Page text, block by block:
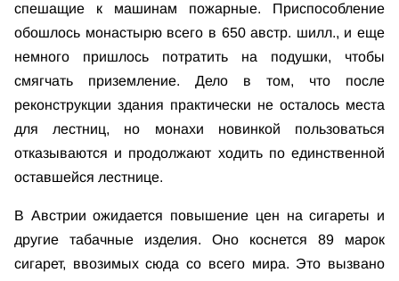
спешащие к машинам пожарные. Приспособление
обошлось монастырю всего в 650 австр. шилл., и еще
немного пришлось потратить на подушки, чтобы
смягчать приземление. Дело в том, что после
реконструкции здания практически не осталось места
для лестниц, но монахи новинкой пользоваться
отказываются и продолжают ходить по единственной
оставшейся лестнице.
В Австрии ожидается повышение цен на сигареты и
другие табачные изделия. Оно коснется 89 марок
сигарет, ввозимых сюда со всего мира. Это вызвано